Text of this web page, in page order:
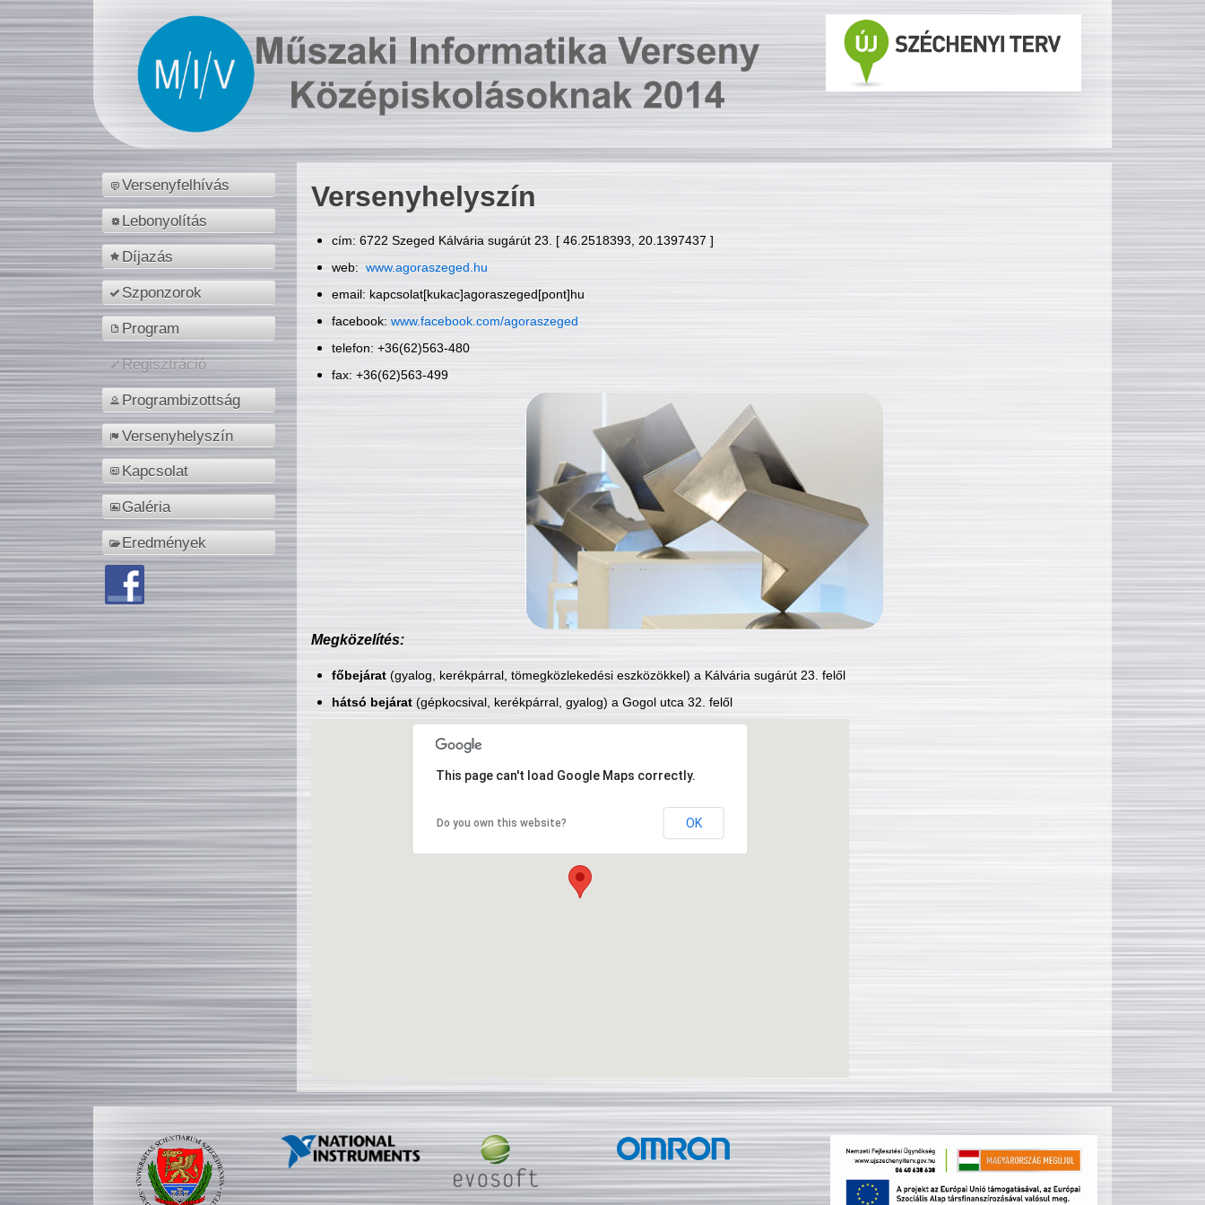
Versenyfelhívás
Lebonyolítás
Díjazás
Szponzorok
Program
Regisztráció
Programbizottság
Versenyhelyszín
Kapcsolat
Galéria
Eredmények
Versenyhelyszín
cím: 6722 Szeged Kálvária sugárút 23. [ 46.2518393, 20.1397437 ]
web: www.agoraszeged.hu
email: kapcsolat[kukac]agoraszeged[pont]hu
facebook: www.facebook.com/agoraszeged
telefon: +36(62)563-480
fax: +36(62)563-499
Megközelítés:
főbejárat(gyalog, kerékpárral, tömegközlekedési eszközökkel) a Kálvária sugárút 23. felől
hátsó bejárat(gépkocsival, kerékpárral, gyalog) a Gogol utca 32. felől
This page can't load Google Maps correctly.
Do you own this website? OK